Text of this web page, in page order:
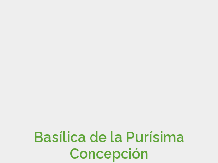
Basílica de la Purísima
Concepción